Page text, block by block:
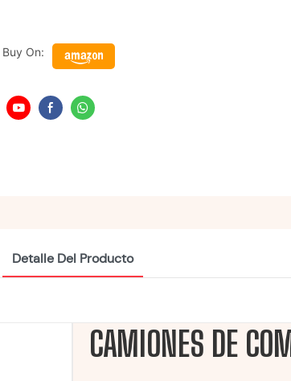
Buy On:
Detalle Del Producto
CAMIONES DE